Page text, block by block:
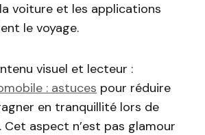
voiture et les applications
le voyage.
visuel et lecteur :
: astuces pour réduire
en tranquillité lors de
aspect n’est pas glamour